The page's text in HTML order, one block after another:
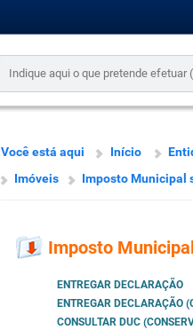
Você está aqui Início
Imóveis
Imposto Municipal
Imposto
ENTREGAR DECLARAÇÃO
ENTREGAR DECLARAÇÃO
CONSULTAR DUC